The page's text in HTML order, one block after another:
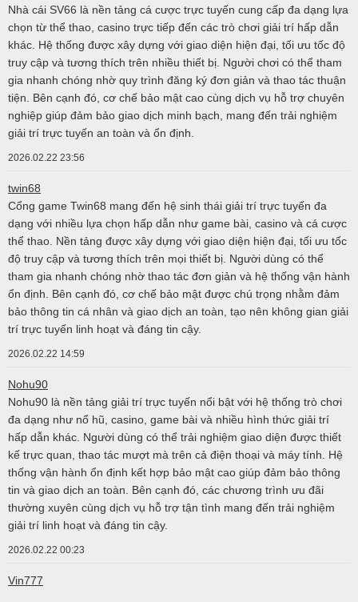
Nhà cái SV66 là nền tảng cá cược trực tuyến cung cấp đa dạng lựa
chọn từ thể thao, casino trực tiếp đến các trò chơi giải trí hấp dẫn
khác. Hệ thống được xây dựng với giao diện hiện đại, tối ưu tốc độ
truy cập và tương thích trên nhiều thiết bị. Người chơi có thể tham
gia nhanh chóng nhờ quy trình đăng ký đơn giản và thao tác thuận
tiện. Bên cạnh đó, cơ chế bảo mật cao cùng dịch vụ hỗ trợ chuyên
nghiệp giúp đảm bảo giao dịch minh bạch, mang đến trải nghiệm
giải trí trực tuyến an toàn và ổn định.
2026.02.22 23:56
twin68
Cổng game Twin68 mang đến hệ sinh thái giải trí trực tuyến đa
dạng với nhiều lựa chọn hấp dẫn như game bài, casino và cá cược
thể thao. Nền tảng được xây dựng với giao diện hiện đại, tối ưu tốc
độ truy cập và tương thích trên mọi thiết bị. Người dùng có thể
tham gia nhanh chóng nhờ thao tác đơn giản và hệ thống vận hành
ổn định. Bên cạnh đó, cơ chế bảo mật được chú trọng nhằm đảm
bảo thông tin cá nhân và giao dịch an toàn, tạo nên không gian giải
trí trực tuyến linh hoạt và đáng tin cậy.
2026.02.22 14:59
Nohu90
Nohu90 là nền tảng giải trí trực tuyến nổi bật với hệ thống trò chơi
đa dạng như nổ hũ, casino, game bài và nhiều hình thức giải trí
hấp dẫn khác. Người dùng có thể trải nghiệm giao diện được thiết
kế trực quan, thao tác mượt mà trên cả điện thoại và máy tính. Hệ
thống vận hành ổn định kết hợp bảo mật cao giúp đảm bảo thông
tin và giao dịch an toàn. Bên cạnh đó, các chương trình ưu đãi
thường xuyên cùng dịch vụ hỗ trợ tận tình mang đến trải nghiệm
giải trí linh hoạt và đáng tin cậy.
2026.02.22 00:23
Vin777